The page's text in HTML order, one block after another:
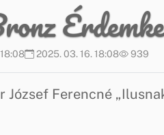
2025. 03. 16. 18:08 939
Ferencné